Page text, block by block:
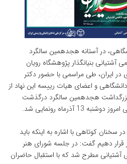
در آستانه هجدهمین سالگرد
بنیانگذار پژوهشگاه رویان
در ایران، طی مراسمی با حضور دکتر
و اعضای هیات رییسه این نهاد از
هجدهمین سالگرد درگذشت
آذرماه رونمایی شد.
سخنان کوتاهی با اشاره به اینکه باید
قرار دهیم گفت: در جلسه شورای هنر
آشتیانی مطرح شد که با استقبال حاضران